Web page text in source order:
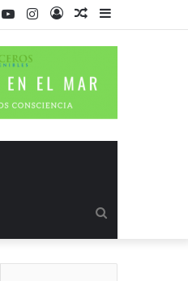
Barra
Publicación
Acceso
Instagram
YouTube
por